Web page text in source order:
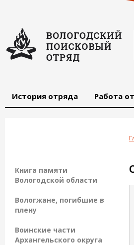
История отряда Работа
Книга памяти
Вологодской области
Вологжане, погибшие в
плену
Воинские части
Архангельского округа